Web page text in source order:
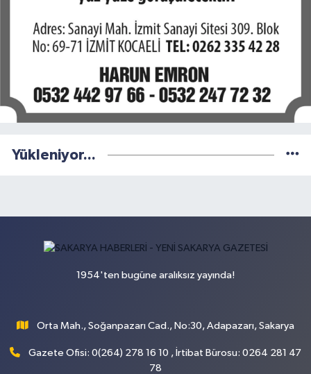
Yükleniyor...
1954'ten bugüne aralıksız yayında!
Orta Mah., Soğanpazarı Cad., No:30, Adapazarı, Sakarya
Gazete Ofisi: 0(264) 278 16 10 , İrtibat Bürosu: 0264 281 47
78